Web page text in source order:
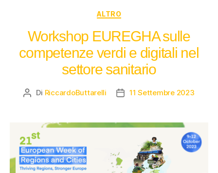
ALTRO
Workshop EUREGHA sulle
competenze verdi e digitali nel
settore sanitario
Di RiccardoButtarelli 11 Settembre 2023